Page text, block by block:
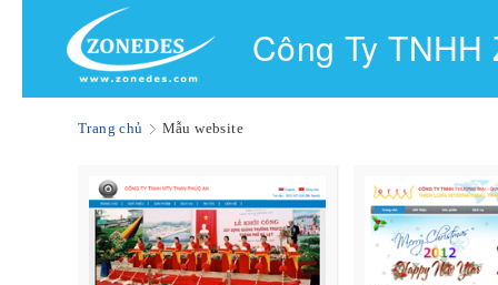
Công Ty TNHH
Trang chủ Mẫu website